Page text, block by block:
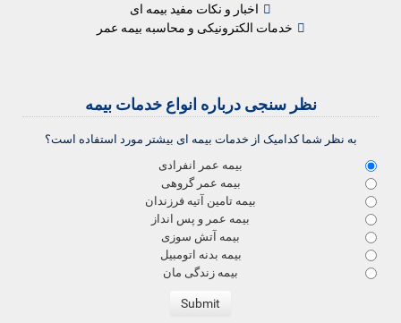
اخبار و نکات مفید بیمه ای
خدمات الکترونیکی و محاسبه بیمه عمر
نظر سنجی درباره انواع خدمات بیمه
به نظر شما کدامیک از خدمات بیمه ای بیشتر مورد استفاده است؟
بیمه عمر انفرادی
بیمه عمر گروهی
بیمه تامین آتیه فرزندان
بیمه عمر و پس انداز
بیمه آتش سوزی
بیمه بدنه اتومبیل
بیمه زندگی مان